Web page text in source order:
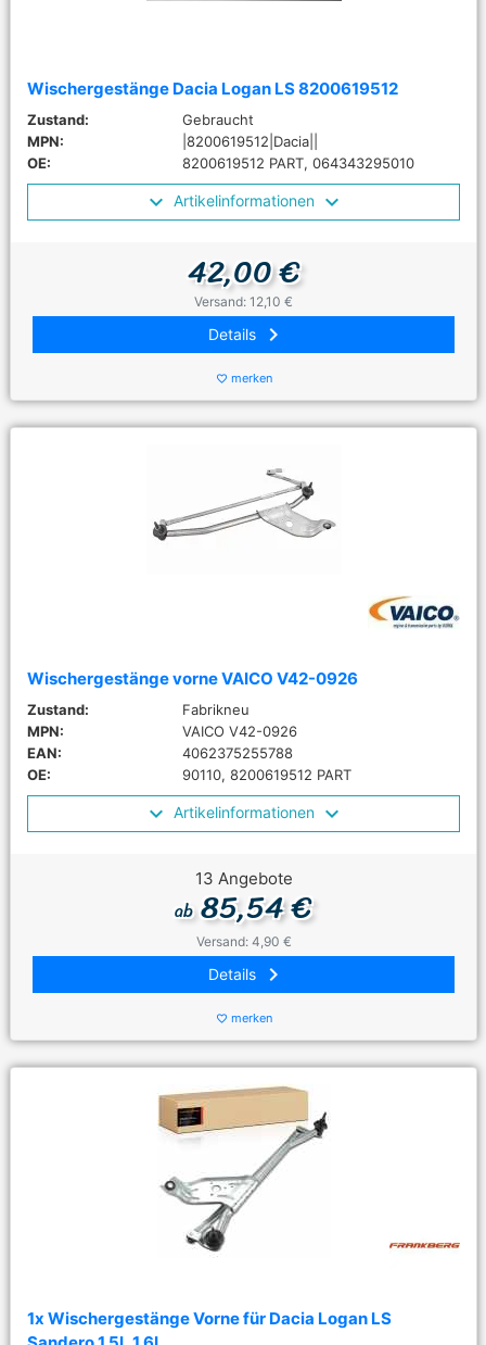
Wischergestänge Dacia Logan LS 8200619512
Zustand:
Gebraucht
MPN:
|8200619512|Dacia||
OE:
8200619512 PART, 064343295010
Artikelinformationen
42,00 €
Versand: 12,10 €
Details keyboard_arrow_right
favorite_border merken
Wischergestänge vorne VAICO V42-0926
Zustand:
Fabrikneu
MPN:
VAICO V42-0926
EAN:
4062375255788
OE:
90110, 8200619512 PART
Artikelinformationen
13 Angebote
ab85,54 €
Versand: 4,90 €
Details keyboard_arrow_right
favorite_border merken
1x Wischergestänge Vorne für Dacia Logan LS